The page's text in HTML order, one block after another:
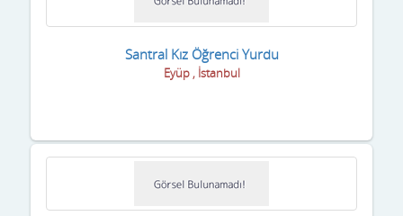
Sancaktepe
Santral Kız Öğrenci Yurdu
Eyüp , İstanbul